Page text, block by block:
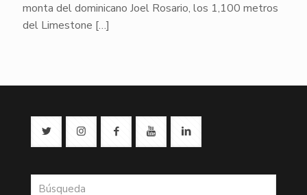
monta del dominicano Joel Rosario, los 1,100 metros
del Limestone […]